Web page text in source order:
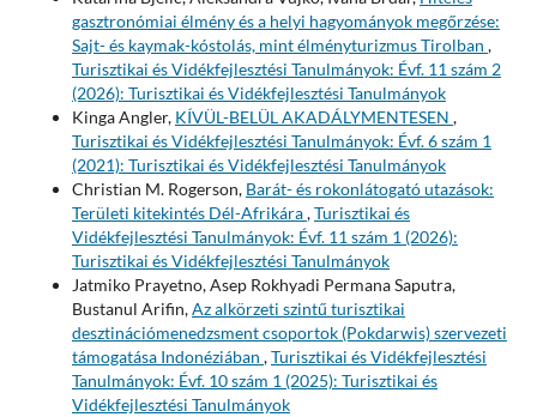
gasztronómiai élmény és a helyi hagyományok megőrzése:
Sajt- és kaymak-kóstolás, mint élményturizmus Tirolban ,
Turisztikai és Vidékfejlesztési Tanulmányok: Évf. 11 szám 2
(2026): Turisztikai és Vidékfejlesztési Tanulmányok
Kinga Angler, KÍVÜL-BELÜL AKADÁLYMENTESEN ,
Turisztikai és Vidékfejlesztési Tanulmányok: Évf. 6 szám 1
(2021): Turisztikai és Vidékfejlesztési Tanulmányok
Christian M. Rogerson, Barát- és rokonlátogató utazások:
Területi kitekintés Dél-Afrikára,Turisztikai és
Vidékfejlesztési Tanulmányok: Évf. 11 szám 1 (2026):
Turisztikai és Vidékfejlesztési Tanulmányok
Jatmiko Prayetno, Asep Rokhyadi Permana Saputra,
Bustanul Arifin,Az alkörzeti szintű turisztikai
desztinációmenedzsment csoportok (Pokdarwis) szervezeti
támogatása Indonéziában ,Turisztikai és Vidékfejlesztési
Tanulmányok: Évf. 10 szám 1 (2025): Turisztikai és
Vidékfejlesztési Tanulmányok